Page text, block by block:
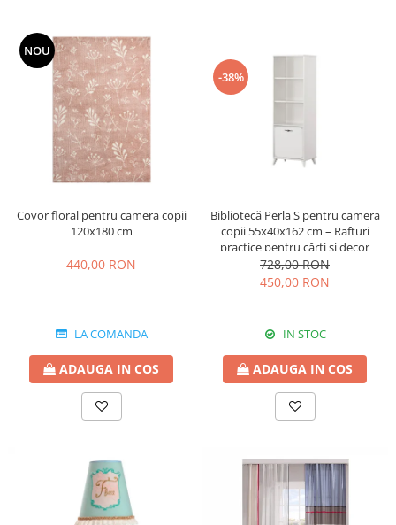
NOU
Covor floral pentru camera copii
120x180 cm
440,00 RON
LA COMANDA
ADAUGA IN COS
-38%
Bibliotecă Perla S pentru camera
copii 55x40x162 cm – Rafturi
practice pentru cărți și decor
728,00 RON
450,00 RON
IN STOC
ADAUGA IN COS